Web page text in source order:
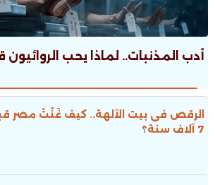
أدب المذنبات.. لماذا يحب الروائيون
الرقص فى بيت الآلهة.. كيف غَنَّتْ مصر
7 آلاف سنة؟